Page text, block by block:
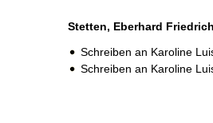
Stetten, Eberhard
Schreiben an Karoline
Schreiben an Karoline